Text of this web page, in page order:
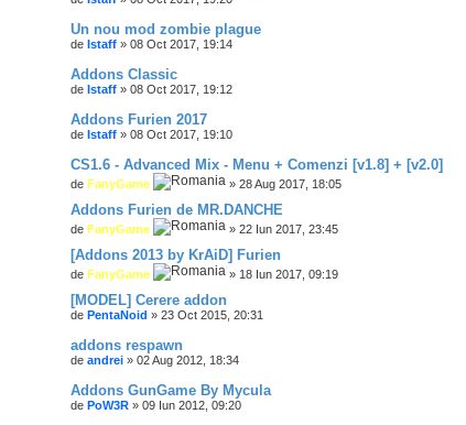
Un nou mod zombie plague
de Istaff » 08 Oct 2017, 19:14
Addons Classic
de Istaff » 08 Oct 2017, 19:12
Addons Furien 2017
de Istaff » 08 Oct 2017, 19:10
CS1.6 - Advanced Mix - Menu + Comenzi [v1.8] + [v2.0]
de FanyGame » 28 Aug 2017, 18:05
Addons Furien de MR.DANCHE
de FanyGame » 22 Iun 2017, 23:45
[Addons 2013 by KrAiD] Furien
de FanyGame » 18 Iun 2017, 09:19
[MODEL] Cerere addon
de PentaNoid » 23 Oct 2015, 20:31
addons respawn
de andrei » 02 Aug 2012, 18:34
Addons GunGame By Mycula
de PoW3R » 09 Iun 2012, 09:20